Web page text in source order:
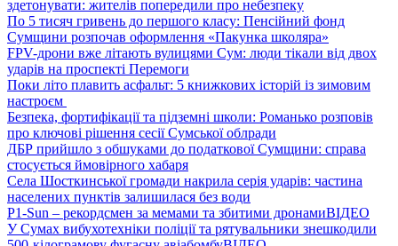
здетонувати: жителів попередили про небезпеку
По 5 тисяч гривень до першого класу: Пенсійний фонд
Сумщини розпочав оформлення «Пакунка школяра»
FPV-дрони вже літають вулицями Сум: люди тікали від двох
ударів на проспекті Перемоги
Поки літо плавить асфальт: 5 книжкових історій із зимовим
настроєм
Безпека, фортифікації та підземні школи: Романько розповів
про ключові рішення сесії Сумської облради
ДБР прийшло з обшуками до податкової Сумщини: справа
стосується ймовірного хабаря
Села Шосткинської громади накрила серія ударів: частина
населених пунктів залишилася без води
P1-Sun – рекордсмен за мемами та збитими дронамиВІДЕО
У Сумах вибухотехніки поліції та рятувальники знешкодили